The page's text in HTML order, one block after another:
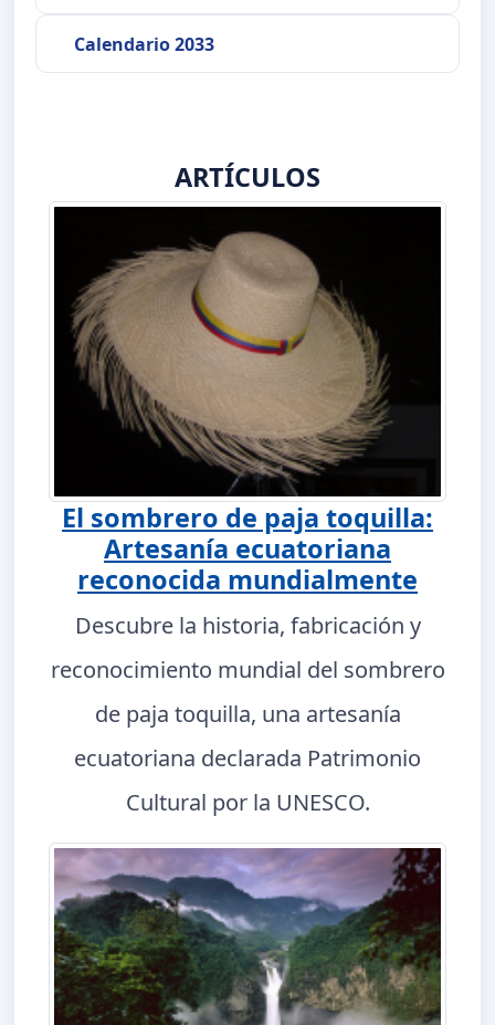
Calendario 2033
ARTÍCULOS
El sombrero de paja toquilla:
Artesanía ecuatoriana
reconocida mundialmente
Descubre la historia, fabricación y
reconocimiento mundial del sombrero
de paja toquilla, una artesanía
ecuatoriana declarada Patrimonio
Cultural por la UNESCO.